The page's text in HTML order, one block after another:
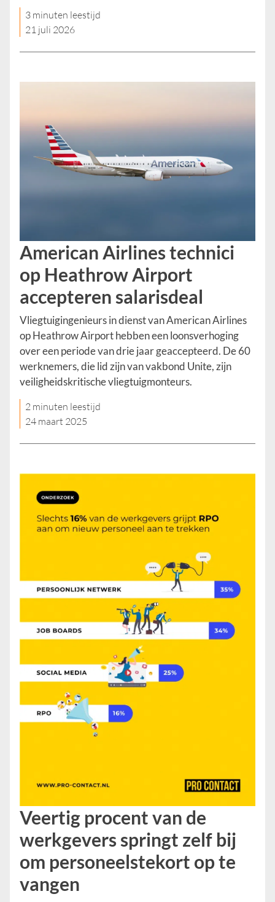
3 minuten leestijd
21 juli 2026
American Airlines technici
op Heathrow Airport
accepteren salarisdeal
Vliegtuigingenieurs in dienst van American Airlines
op Heathrow Airport hebben een loonsverhoging
over een periode van drie jaar geaccepteerd. De 60
werknemers, die lid zijn van vakbond Unite, zijn
veiligheidskritische vliegtuigmonteurs.
2 minuten leestijd
24 maart 2025
Veertig procent van de
werkgevers springt zelf bij
om personeelstekort op te
vangen